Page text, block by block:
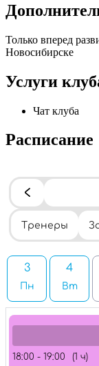
Только вперед
Новосибирске
Услуги
Чат клуба
Расписание